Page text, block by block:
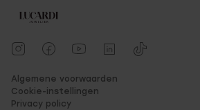
Algemene voorwaarden
Cookie-instellingen
Privacy policy